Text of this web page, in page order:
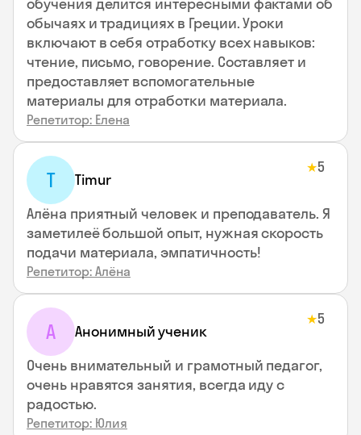
обычаях и традициях в Греции. Уроки
включают в себя отработку всех навыков:
чтение, письмо, говорение. Составляет и
предоставляет вспомогательные
материалы для отработки материала.
Репетитор: Елена
T Timur
★5
Алёна приятный человек и преподаватель. Я
заметилеё большой опыт, нужная скорость
подачи материала, эмпатичность!
Репетитор: Алёна
А Анонимный ученик
★5
Очень внимательный и грамотный педагог,
очень нравятся занятия, всегда иду с
радостью.
Репетитор: Юлия